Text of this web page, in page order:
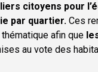
citoyens pour
par quartier. Ces
afin que
au vote des